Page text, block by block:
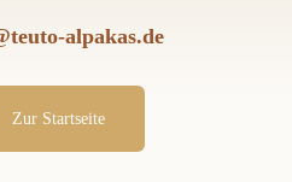
alpakas.de
Zur Startseite